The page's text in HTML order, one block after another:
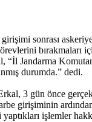
sonrası
bırakmaları
“İl Jandarma
durumda.” dedi.
3 gün önce
girişiminin
işlemler